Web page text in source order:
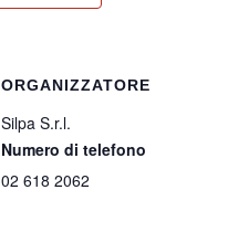
ORGANIZZATORE
Silpa S.r.l.
Numero di telefono
02 618 2062